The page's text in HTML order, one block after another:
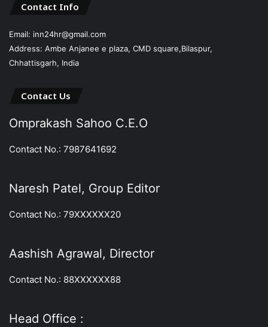
Contact Info
Email: inn24hr@gmail.com
Address: Ambe Anjanee e plaza, CMD square,Bilaspur,
Chhattisgarh, India
Contact Us
Omprakash Sahoo C.E.O
Contact No.: 7987641692
Naresh Patel, Group Editor
Contact No.: 79XXXXXX20
Aashish Agrawal, Director
Contact No.: 88XXXXXX88
Head Office :